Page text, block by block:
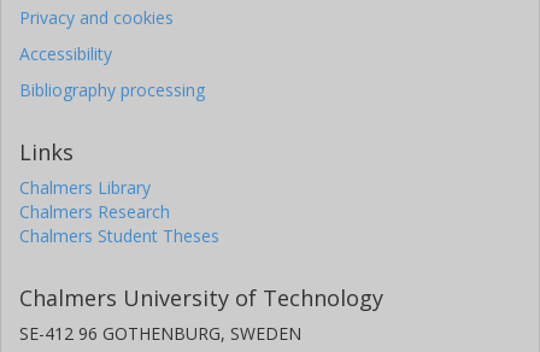
Privacy and cookies
Accessibility
Bibliography processing
Links
Chalmers Library
Chalmers Research
Chalmers Student Theses
Chalmers University of Technology
SE-412 96 GOTHENBURG, SWEDEN